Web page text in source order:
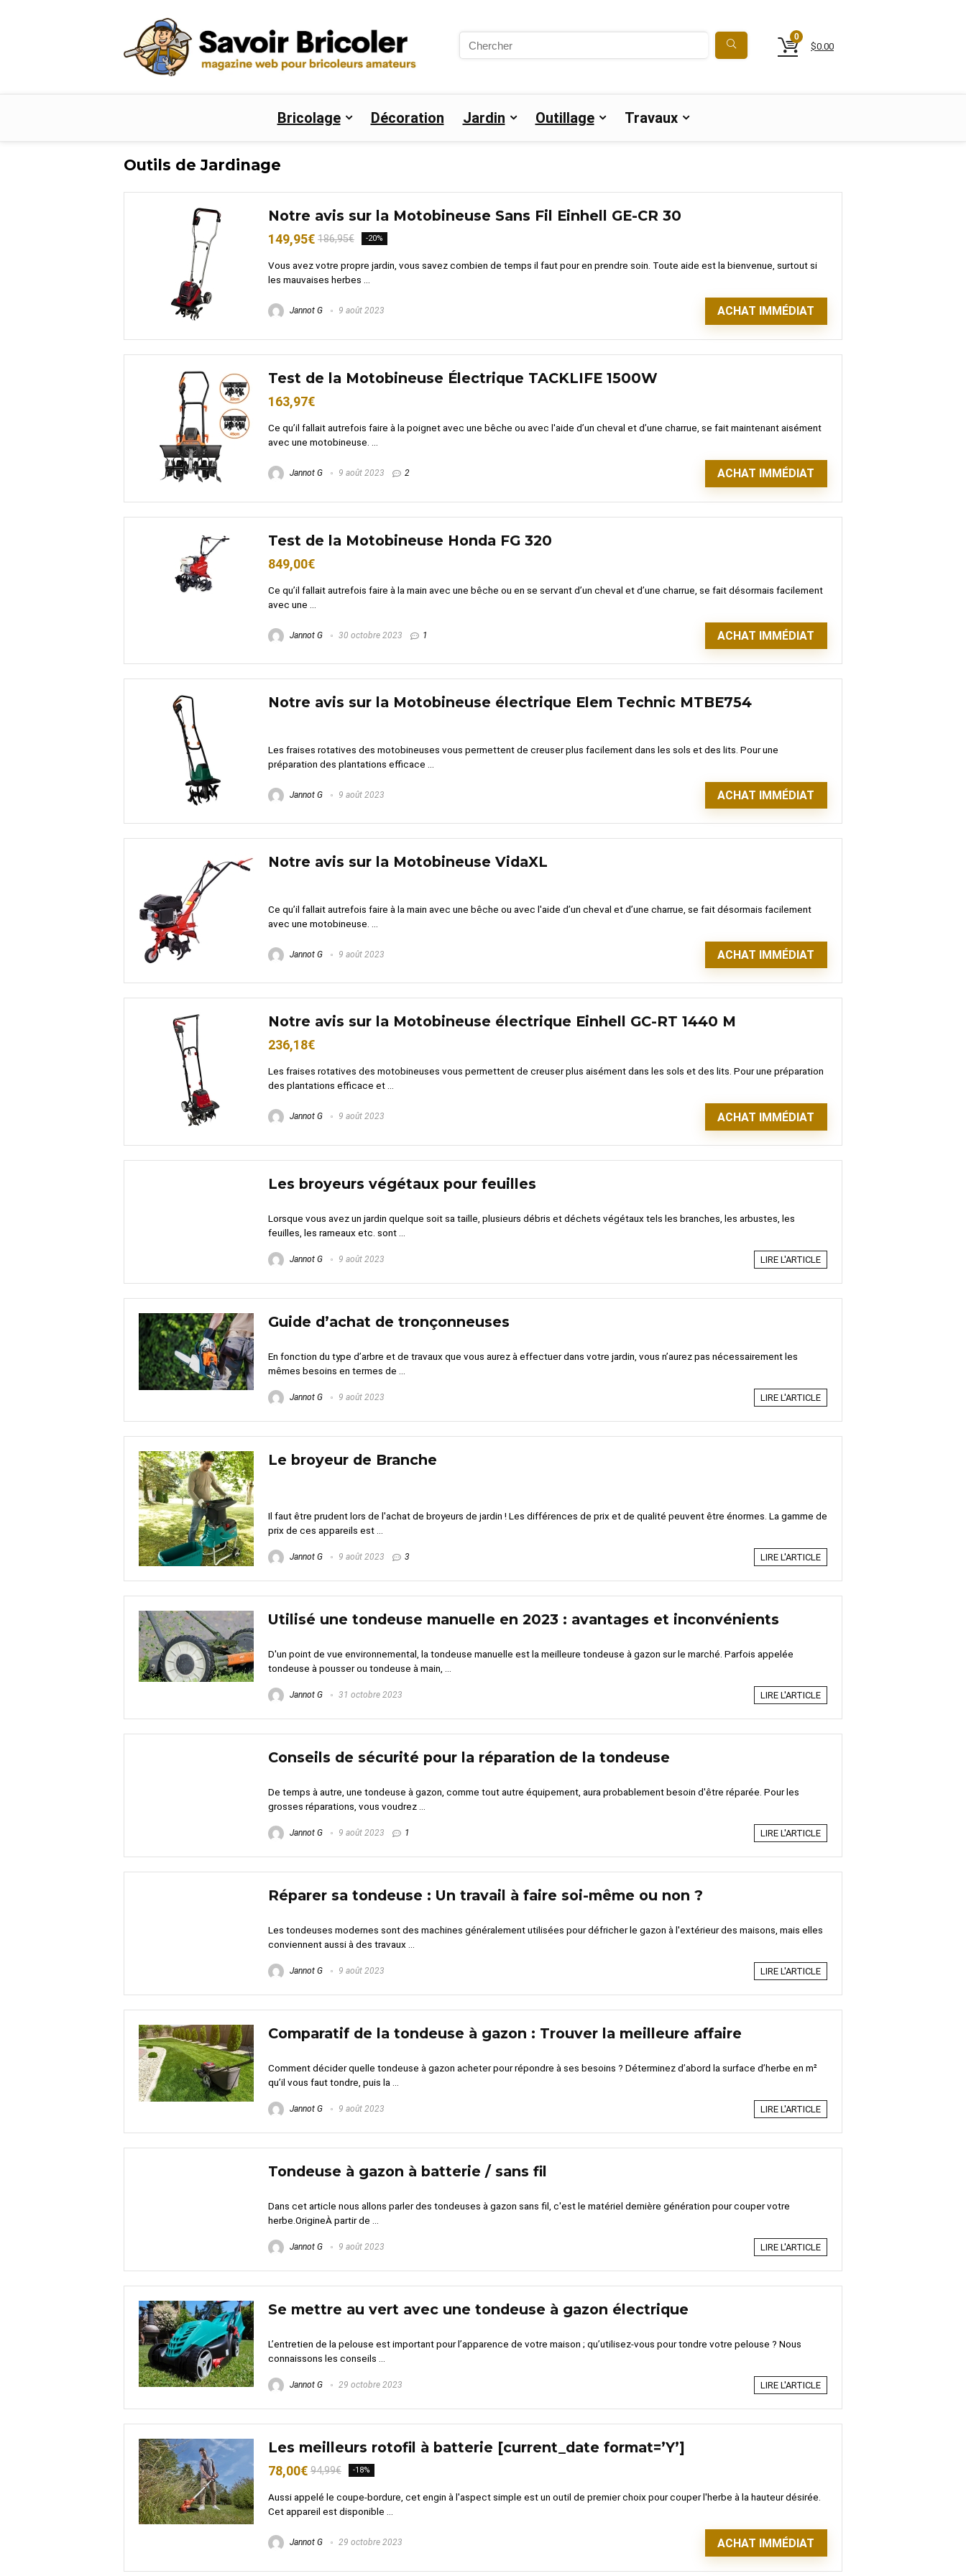
Search
0
$0.00
Bricolage Décoration Jardin Outillage Travaux
Outils de Jardinage
Notre avis sur la Motobineuse Sans Fil Einhell GE-CR 30
149,95€ 186,95€ -20%
Vous avez votre propre jardin, vous savez combien de temps il faut pour en prendre soin. Toute aide est la bienvenue, surtout si
les mauvaises herbes ...
Jannot G 9 août 2023 ACHAT IMMÉDIAT
Test de la Motobineuse Électrique TACKLIFE 1500W
163,97€
Ce qu’il fallait autrefois faire à la poignet avec une bêche ou avec l'aide d’un cheval et d’une charrue, se fait maintenant aisément
avec une motobineuse. ...
Jannot G 9 août 2023 2 ACHAT IMMÉDIAT
Test de la Motobineuse Honda FG 320
849,00€
Ce qu’il fallait autrefois faire à la main avec une bêche ou en se servant d’un cheval et d’une charrue, se fait désormais facilement
avec une ...
Jannot G 30 octobre 2023 1 ACHAT IMMÉDIAT
Notre avis sur la Motobineuse électrique Elem Technic MTBE754
Les fraises rotatives des motobineuses vous permettent de creuser plus facilement dans les sols et des lits. Pour une
préparation des plantations efficace ...
Jannot G 9 août 2023 ACHAT IMMÉDIAT
Notre avis sur la Motobineuse VidaXL
Ce qu’il fallait autrefois faire à la main avec une bêche ou avec l'aide d’un cheval et d’une charrue, se fait désormais facilement
avec une motobineuse. ...
Jannot G 9 août 2023 ACHAT IMMÉDIAT
Notre avis sur la Motobineuse électrique Einhell GC-RT 1440 M
236,18€
Les fraises rotatives des motobineuses vous permettent de creuser plus aisément dans les sols et des lits. Pour une préparation
des plantations efficace et ...
Jannot G 9 août 2023 ACHAT IMMÉDIAT
Les broyeurs végétaux pour feuilles
Lorsque vous avez un jardin quelque soit sa taille, plusieurs débris et déchets végétaux tels les branches, les arbustes, les
feuilles, les rameaux etc. sont ...
Jannot G 9 août 2023 LIRE L'ARTICLE
Guide d’achat de tronçonneuses
En fonction du type d’arbre et de travaux que vous aurez à effectuer dans votre jardin, vous n’aurez pas nécessairement les
mêmes besoins en termes de ...
Jannot G 9 août 2023 LIRE L'ARTICLE
Le broyeur de Branche
Il faut être prudent lors de l'achat de broyeurs de jardin ! Les différences de prix et de qualité peuvent être énormes. La gamme de
prix de ces appareils est ...
Jannot G 9 août 2023 3 LIRE L'ARTICLE
Utilisé une tondeuse manuelle en 2023 : avantages et inconvénients
D'un point de vue environnemental, la tondeuse manuelle est la meilleure tondeuse à gazon sur le marché. Parfois appelée
tondeuse à pousser ou tondeuse à main, ...
Jannot G 31 octobre 2023 LIRE L'ARTICLE
Conseils de sécurité pour la réparation de la tondeuse
De temps à autre, une tondeuse à gazon, comme tout autre équipement, aura probablement besoin d'être réparée. Pour les
grosses réparations, vous voudrez ...
Jannot G 9 août 2023 1 LIRE L'ARTICLE
Réparer sa tondeuse : Un travail à faire soi-même ou non ?
Les tondeuses modernes sont des machines généralement utilisées pour défricher le gazon à l'extérieur des maisons, mais elles
conviennent aussi à des travaux ...
Jannot G 9 août 2023 LIRE L'ARTICLE
Comparatif de la tondeuse à gazon : Trouver la meilleure affaire
Comment décider quelle tondeuse à gazon acheter pour répondre à ses besoins ? Déterminez d’abord la surface d’herbe en m²
qu’il vous faut tondre, puis la ...
Jannot G 9 août 2023 LIRE L'ARTICLE
Tondeuse à gazon à batterie / sans fil
Dans cet article nous allons parler des tondeuses à gazon sans fil, c'est le matériel dernière génération pour couper votre
herbe.OrigineÀ partir de ...
Jannot G 9 août 2023 LIRE L'ARTICLE
Se mettre au vert avec une tondeuse à gazon électrique
L’entretien de la pelouse est important pour l’apparence de votre maison ; qu’utilisez-vous pour tondre votre pelouse ? Nous
connaissons les conseils ...
Jannot G 29 octobre 2023 LIRE L'ARTICLE
Les meilleurs rotofil à batterie [current_date format=’Y’]
78,00€ 94,99€ -18%
Aussi appelé le coupe-bordure, cet engin à l'aspect simple est un outil de premier choix pour couper l'herbe à la hauteur désirée.
Cet appareil est disponible ...
Jannot G 29 octobre 2023 ACHAT IMMÉDIAT